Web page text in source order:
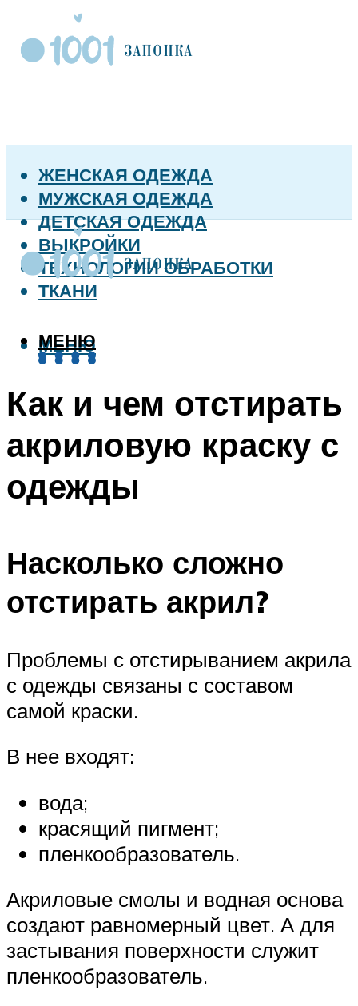
ЖЕНСКАЯ ОДЕЖДА
МУЖСКАЯ ОДЕЖДА
ДЕТСКАЯ ОДЕЖДА
ВЫКРОЙКИ
ТЕХНОЛОГИИ ОБРАБОТКИ
ТКАНИ
МЕНЮ
МЕНЮ
Как и чем отстирать
акриловую краску с
одежды
Насколько сложно
отстирать акрил?
Проблемы с отстирыванием акрила
с одежды связаны с составом
самой краски.
В нее входят:
вода;
красящий пигмент;
пленкообразователь.
Акриловые смолы и водная основа
создают равномерный цвет. А для
застывания поверхности служит
пленкообразователь.